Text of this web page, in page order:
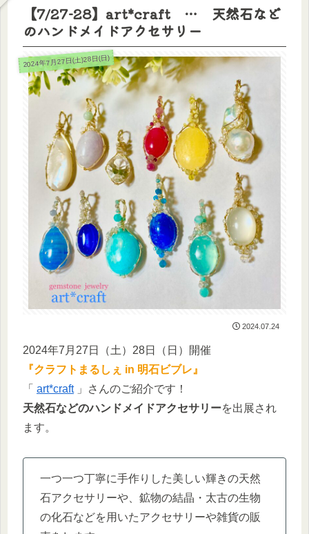
【7/27-28】art*craft … 天然石など
のハンドメイドアクセサリー
2024年7月27日(土)28日(日)
2024.07.24
2024年7月27日（土）28日（日）開催
『クラフトまるしぇ in 明石ビブレ』
「 art*craft」さんのご紹介です！
天然石などのハンドメイドアクセサリーを出展され
ます。
一つ一つ丁寧に手作りした美しい輝きの天然
石アクセサリーや、鉱物の結晶・太古の生物
の化石などを用いたアクセサリーや雑貨の販